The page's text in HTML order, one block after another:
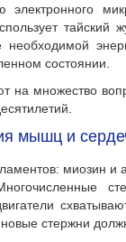
тайский
необходимой
состоянии.
на множество
мышц и
миозин и
стержни